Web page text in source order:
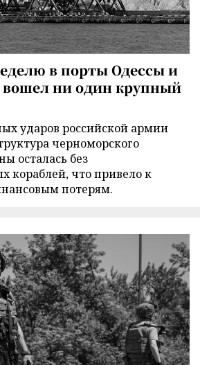
в порты Одессы и
вошел ни один крупный
ударов российской армии
черноморского
осталась без
кораблей, что привело к
потерям.